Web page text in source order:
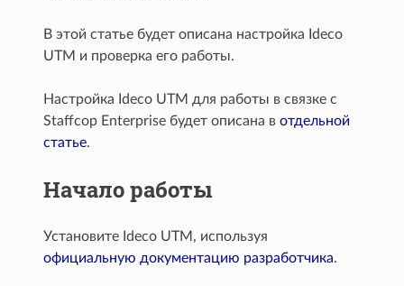
В этой статье будет описана настройка Ideco
UTM и проверка его работы.
Настройка Ideco UTM для работы в связке с
Staffcop Enterprise будет описана вотдельной
статье.
Начало работы
Установите Ideco UTM, используя
официальную документацию разработчика.